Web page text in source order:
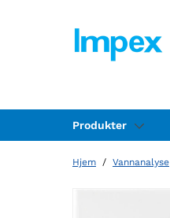
Produkter
Hjem / Vannanalyse